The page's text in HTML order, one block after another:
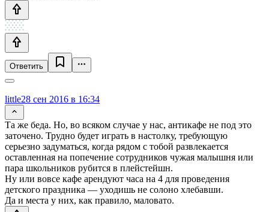
Ответить
little28 сен 2016 в 16:34
Та же беда. Но, во всяком случае у нас, антикафе не под это
заточено. Трудно будет играть в настолку, требующую
серьезно задуматься, когда рядом с тобой развлекается
оставленная на попечение сотрудников чужая малышня или
пара школьников рубится в плейстейшн.
Ну или вовсе кафе арендуют часа на 4 для проведения
детского праздника — уходишь не солоно хлебавши.
Да и места у них, как правило, маловато.